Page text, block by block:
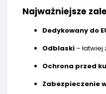
Najważniejsze
Dedykowany do
Odblaski –
Ochrona przed
Zabezpieczenie